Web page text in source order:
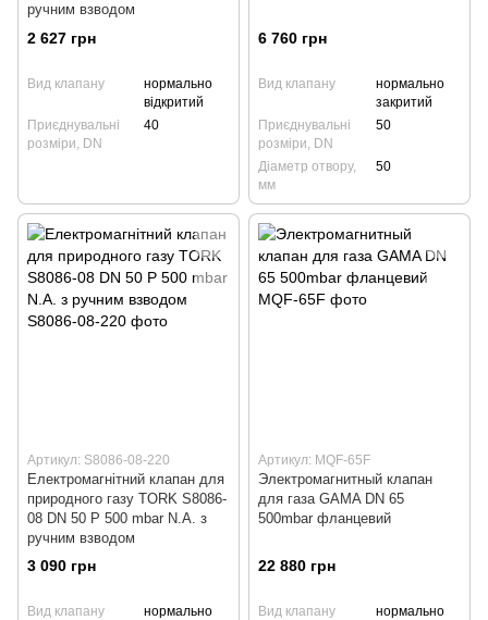
ручним взводом
2 627 грн
Вид клапану
нормально
відкритий
Приєднувальні
розміри, DN
40
6 760 грн
Вид клапану
нормально
закритий
Приєднувальні
розміри, DN
50
Діаметр отвору,
мм
50
Артикул: S8086-08-220
Електромагнітний клапан для
природного газу TORK S8086-
08 DN 50 P 500 mbar N.A. з
ручним взводом
3 090 грн
Вид клапану
нормально
Артикул: MQF-65F
Электромагнитный клапан
для газа GAMA DN 65
500mbar фланцевий
22 880 грн
Вид клапану
нормально